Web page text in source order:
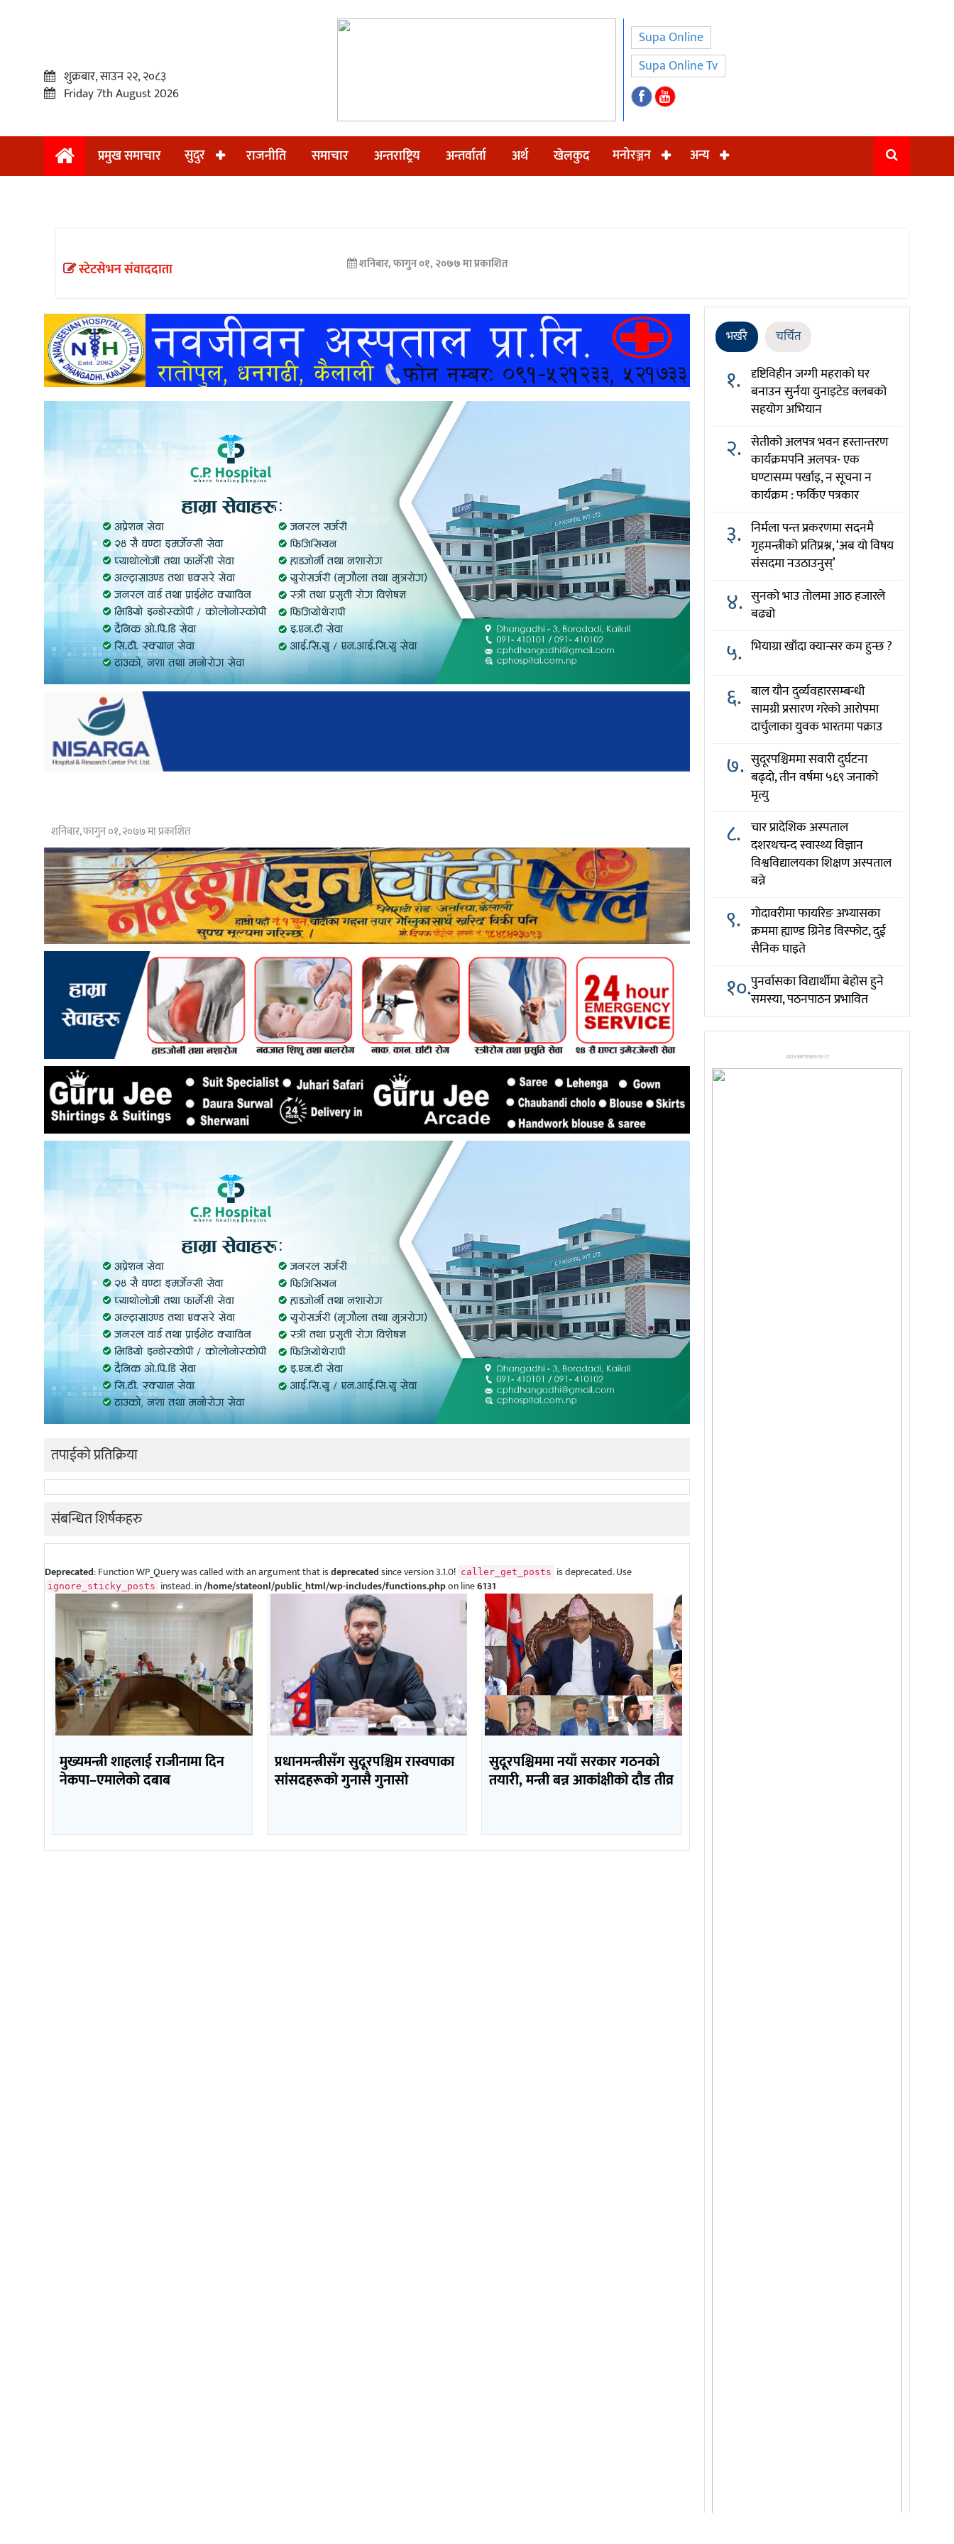
प्रमुख
अन्तराष्ट्रिय
अन्तर्वार्ता
खेलकुद
शुक्रबार, साउन २२, २०८३
Friday 7th August 2026
Supa Online
Supa Online Tv
प्रमुख समाचार सुदुर राजनीति समाचार अन्तराष्ट्रिय अन्तर्वार्ता अर्थ खेलकुद मनोरञ्जन अन्य
स्टेटसेभन संवाददाता शनिबार, फागुन ०१, २०७७ मा प्रकाशित
शनिबार, फागुन ०१, २०७७ मा प्रकाशित
तपाईको प्रतिक्रिया
संबन्धित शिर्षकहरु
Deprecated: Function WP_Query was called with an argument that isdeprecatedsince version 3.1.0! caller_get_posts is deprecated. Use
ignore_sticky_posts instead. in/home/stateonl/public_html/wp-includes/functions.phpon line6131
मुख्यमन्त्री शाहलाई राजीनामा दिन
नेकपा–एमालेको दबाब
प्रधानमन्त्रीसँग सुदूरपश्चिम रास्वपाका
सांसदहरूको गुनासै गुनासो
सुदूरपश्चिममा नयाँ सरकार गठनको
तयारी, मन्त्री बन्न आकांक्षीको दौड तीव्र
भर्खरै चर्चित
१. दृष्टिविहीन जग्गी महराको घर
बनाउन सुर्नया युनाइटेड क्लबको
सहयोग अभियान
२. सेतीको अलपत्र भवन हस्तान्तरण
कार्यक्रमपनि अलपत्र- एक
घण्टासम्म पर्खाइ, न सूचना न
कार्यक्रम : फर्किए पत्रकार
३. निर्मला पन्त प्रकरणमा सदनमै
गृहमन्त्रीको प्रतिप्रश्न, ‘अब यो विषय
संसदमा नउठाउनुस्’
४. सुनको भाउ तोलमा आठ हजारले
बढ्यो
५. भियाग्रा खाँदा क्यान्सर कम हुन्छ ?
६. बाल यौन दुर्व्यवहारसम्बन्धी
सामग्री प्रसारण गरेको आरोपमा
दार्चुलाका युवक भारतमा पक्राउ
७. सुदूरपश्चिममा सवारी दुर्घटना
बढ्दो, तीन वर्षमा ५६९ जनाको
मृत्यु
८. चार प्रादेशिक अस्पताल
दशरथचन्द स्वास्थ्य विज्ञान
विश्वविद्यालयका शिक्षण अस्पताल
बन्ने
९. गोदावरीमा फायरिङ अभ्यासका
क्रममा ह्याण्ड ग्रिनेड विस्फोट, दुई
सैनिक घाइते
१०.पुनर्वासका विद्यार्थीमा बेहोस हुने
समस्या, पठनपाठन प्रभावित
ADVERTISEMENT